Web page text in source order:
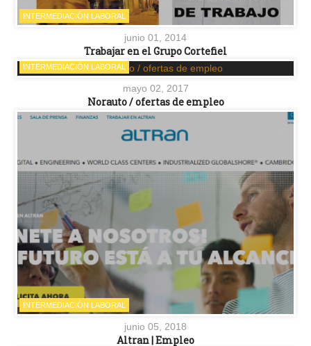
INTERMEDIACIÓN LABORAL
junio 01, 2014
Trabajar en el Grupo Cortefiel
INTERMEDIACIÓN LABORAL
mayo 02, 2017
Norauto / ofertas de empleo
INTERMEDIACIÓN LABORAL
junio 05, 2018
Altran | Empleo